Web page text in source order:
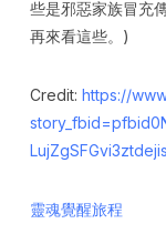
些是邪惡家族冒充
再來看這些。)
Credit: https://
靈魂覺醒旅程